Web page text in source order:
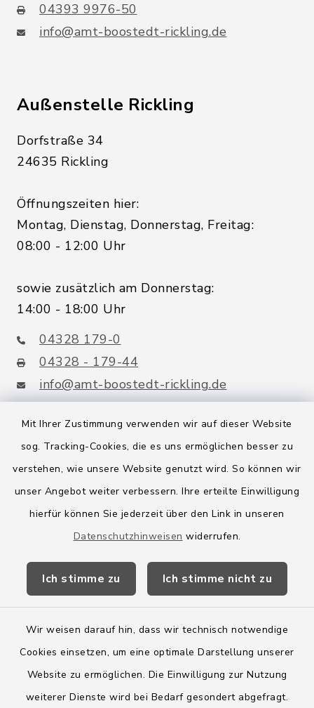
Mit Ihrer Zustimmung verwenden wir auf dieser Website
sog. Tracking-Cookies, die es uns ermöglichen besser zu
verstehen, wie unsere Website genutzt wird. So können wir
unser Angebot weiter verbessern. Ihre erteilte Einwilligung
hierfür können Sie jederzeit über den Link in unseren
Datenschutzhinweisen widerrufen.
Ich stimme zu Ich stimme nicht zu
Wir weisen darauf hin, dass wir technisch notwendige
Cookies einsetzen, um eine optimale Darstellung unserer
Website zu ermöglichen. Die Einwilligung zur Nutzung
weiterer Dienste wird bei Bedarf gesondert abgefragt.
04393 9976-50
info@amt-boostedt-rickling.de
Außenstelle Rickling
Dorfstraße 34
24635 Rickling
Öffnungszeiten hier:
Montag, Dienstag, Donnerstag, Freitag:
08:00 - 12:00 Uhr
sowie zusätzlich am Donnerstag:
14:00 - 18:00 Uhr
04328 179-0
04328 - 179-44
info@amt-boostedt-rickling.de
Quicklinks
Amt Boostedt-Rickling
Amtsbroschüre
Wege-Zweckverband